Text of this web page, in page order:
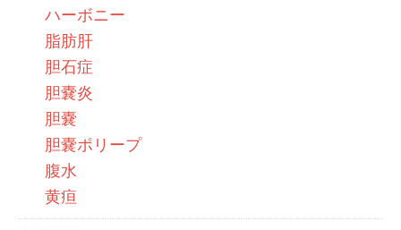
ハーボニー
脂肪肝
胆石症
胆嚢炎
胆嚢
胆嚢ポリープ
腹水
黄疸